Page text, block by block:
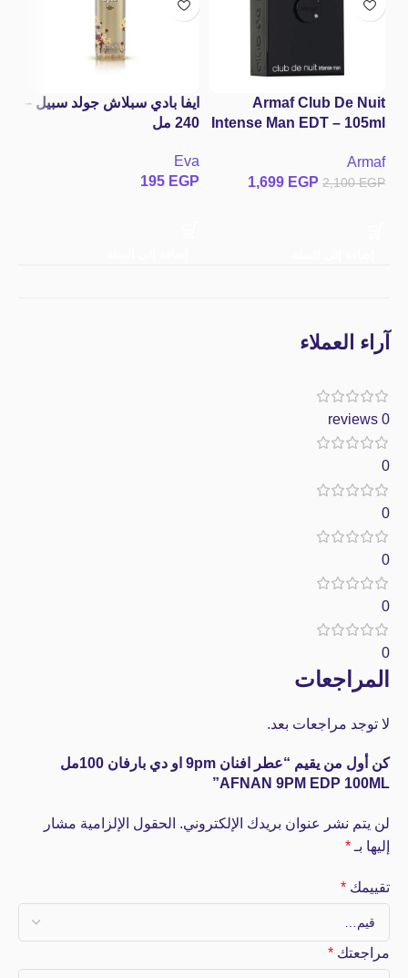
Armaf Club De Nuit
Intense Man EDT – 105ml
مان من أرماف – ملك
الإطراءات والفوحان
Armaf
2,100EGP
1,699 EGP
ايفا بادي سبلاش جولد سبيل –
240 مل
Eva
195 EGP
آراء العملاء
0 reviews
0
0
0
0
0
المراجعات
لا توجد مراجعات بعد.
كن أول من يقيم “عطر افنان 9pm او دي بارفان 100مل
AFNAN 9PM EDP 100ML”
لن يتم نشر عنوان بريدك الإلكتروني. الحقول الإلزامية مشار
إليها بـ*
تقييمك *
مراجعتك *